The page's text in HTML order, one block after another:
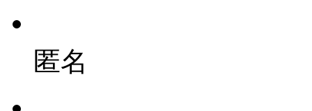
匿名